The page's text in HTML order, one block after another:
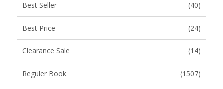
Best Seller (40)
Best Price (24)
Clearance Sale (14)
Reguler Book (1507)